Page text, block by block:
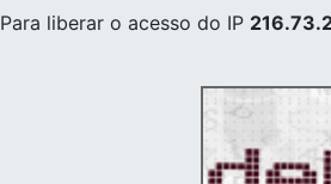
Para liberar o acesso do IP